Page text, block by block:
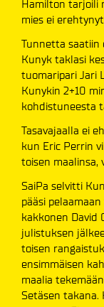
Hamilton tarjoili
mies ei
Tunnetta saatiin
Kunyk taklasi
tuomaripari Jari
Kunykin 2+10
kohdistuneesta
Tasavajaalla ei
kun Eric Perrin
toisen
SaiPa selvitti
pääsi
kakkonen David
julistuksen
toisen
ensimmäisen
maalia
Setäsen